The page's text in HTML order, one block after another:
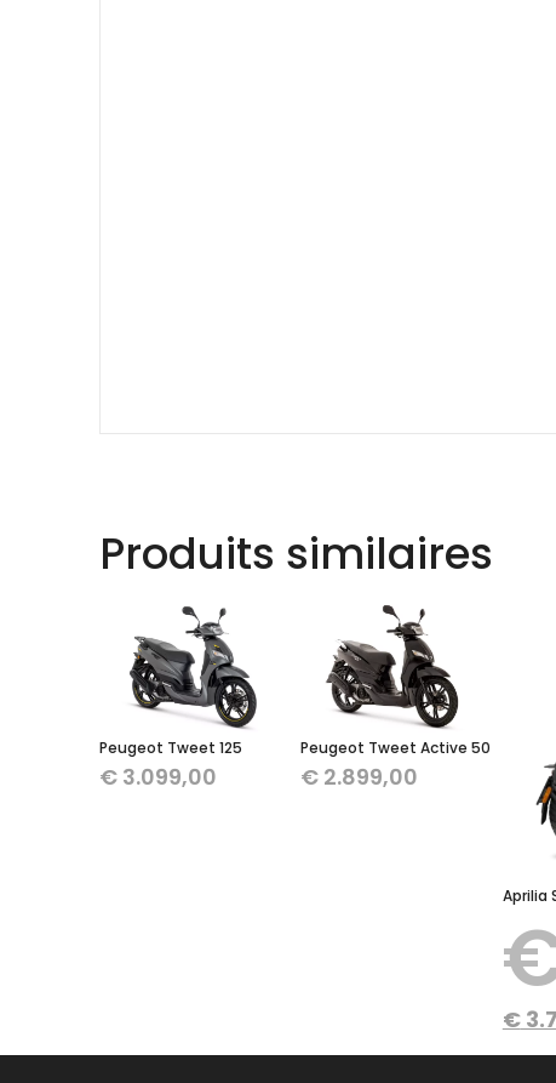
Produits similaires
Peugeot Tweet 125
€ 3.099,00
Peugeot Tweet Active 50
€ 2.899,00
Aprilia
€